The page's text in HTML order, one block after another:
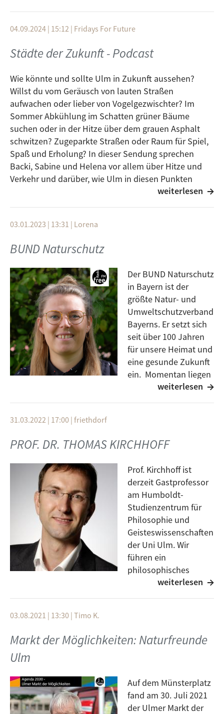
Austauschen – und das alles kostenlos.
Mehr dazu erfahrt Ihr bei uns in der Plattform von
Vertreter*innen des Organisationsteams der
Wer ist beteiligt? Welche Highlights erwarten euch –
vom Auftakt am 3. Juli im Stadthaus Ulm unter dem
Motto „Morgen beginnt heute“ bis zum Abschluss am
11. Juli im ROXY Ulm?
Zu Gast sind Mitglieder des Organisationsteams der
Ulmweltwoche: Maria Eichenhofer-Fröscher
(Seniorenrat Ulm),
Katharina Lauhöfer (Donaubüro Ulm/Neu-Ulm /
Europe Direct) und Jurek Lang (Jugend aktiv in Ulm).
04.09.2024 | 15:12 | Fridays For Future
Städte der Zukunft - Podcast
Wie könnte und sollte Ulm in Zukunft aussehen?
Willst du vom Geräusch von lauten Straßen
aufwachen oder lieber von Vogelgezwischter? Im
Sommer Abkühlung im Schatten grüner Bäume
suchen oder in der Hitze über dem grauen Asphalt
schwitzen? Zugeparkte Straßen oder Raum für Spiel,
Spaß und Erholung? In dieser Sendung sprechen
Backi, Sabine und Helena vor allem über Hitze und
Verkehr und darüber, wie Ulm in diesen Punkten
aufgestellt ist, und was wir tun könnten, um Ulm
Gedanken inspirieren.
weiterlesen
03.01.2023 | 13:31 | Lorena
BUND Naturschutz
Der BUND Naturschutz
in Bayern ist der
größte Natur- und
Umweltschutzverband
Bayerns. Er setzt sich
seit über 100 Jahren
für unsere Heimat und
eine gesunde Zukunft
ein. Momentan liegen
Schwerpunkte beim
und über die Arbeit des BUND Naturschutz spricht
weiterlesen
31.03.2022 | 17:00 | friethdorf
PROF. DR. THOMAS KIRCHHOFF
Prof. Kirchhoff ist
derzeit Gastprofessor
am Humboldt-
Studienzentrum für
Philosophie und
Geisteswissenschaften
der Uni Ulm. Wir
führen ein
philosophisches
Gespräch über die
Naturauffassungen gibt es? Wie kommen sie
zustande? Wie entstehen die unterschiedlichen
Bewertungen?
weiterlesen
03.08.2021 | 13:30 | Timo K.
Markt der Möglichkeiten: Naturfreunde
Ulm
Auf dem Münsterplatz
fand am 30. Juli 2021
der Ulmer Markt der